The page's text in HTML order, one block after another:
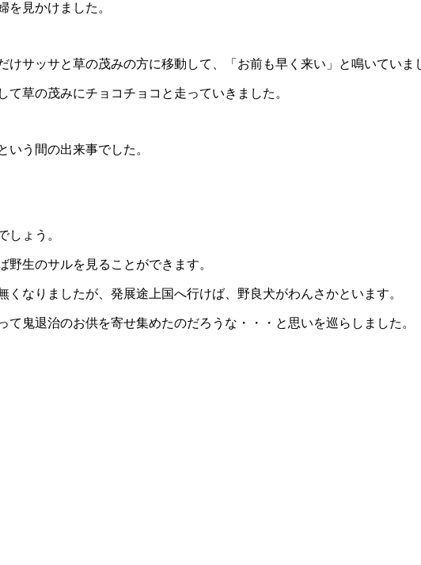
を見かけました。
けサッサと草の茂みの方に移動して、「お前も早く来い」と鳴いていま
草の茂みにチョコチョコと走っていきました。
いう間の出来事でした。
しょう。
生のサルを見ることができます。
くなりましたが、発展途上国へ行けば、野良犬がわんさかといます。
鬼退治のお供を寄せ集めたのだろうな・・・と思いを巡らしました。